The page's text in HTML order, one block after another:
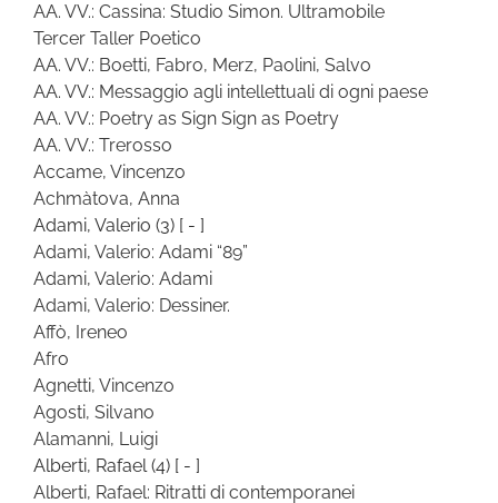
AA. VV.: Cassina: Studio Simon. Ultramobile
Tercer Taller Poetico
AA. VV.: Boetti, Fabro, Merz, Paolini, Salvo
AA. VV.: Messaggio agli intellettuali di ogni paese
AA. VV.: Poetry as Sign Sign as Poetry
AA. VV.: Trerosso
Accame, Vincenzo
Achmàtova, Anna
Adami, Valerio (3) [ - ]
Adami, Valerio: Adami “89”
Adami, Valerio: Adami
Adami, Valerio: Dessiner.
Affò, Ireneo
Afro
Agnetti, Vincenzo
Agosti, Silvano
Alamanni, Luigi
Alberti, Rafael(4) [ - ]
Alberti, Rafael: Ritratti di contemporanei